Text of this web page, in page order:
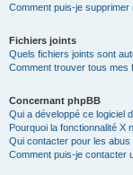
Comment puis-je
Fichiers joints
Quels fichiers joints sont
Comment trouver tous mes
Concernant phpBB
Qui a développé ce logiciel
Pourquoi la fonctionnalité X
Qui contacter pour les
Comment puis-je contacter